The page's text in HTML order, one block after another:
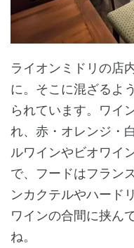
ライオンミドリの店
に。そこに混ざるよ
られています。ワイ
れ、赤・オレンジ・
ルワインやビオワイ
で、フードはフラン
ンカクテルやハード
ワインの合間に挟ん
ね。